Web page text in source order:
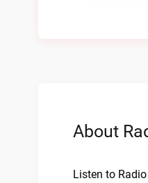
About
Listen to